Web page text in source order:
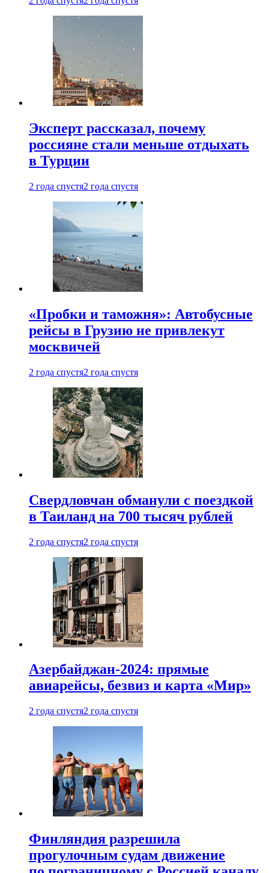
Эксперт рассказал, почему
россияне стали меньше отдыхать
в Турции
2 года спустя2 года спустя
«Пробки и таможня»: Автобусные
рейсы в Грузию не привлекут
москвичей
2 года спустя2 года спустя
Свердловчан обманули с поездкой
в Таиланд на 700 тысяч рублей
2 года спустя2 года спустя
Азербайджан-2024: прямые
авиарейсы, безвиз и карта «Мир»
2 года спустя2 года спустя
Финляндия разрешила
прогулочным судам движение